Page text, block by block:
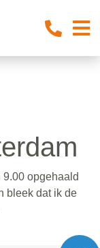
opgehaald
bleek dat ik de